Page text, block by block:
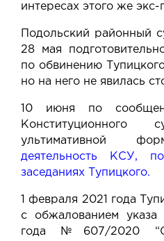
интересах этого же
Подольский районный
28 мая
по обвинению
но на него не явилась
10 июня по
ультимативной
деятельность КСУ,
заседаниях Тупицкого.
1 февраля 2021 года
с обжалованием
года №607/2020